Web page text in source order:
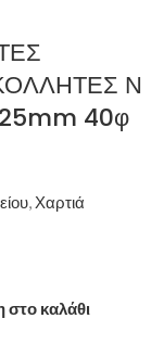
Ν
40φ
, Χαρτιά
καλάθι